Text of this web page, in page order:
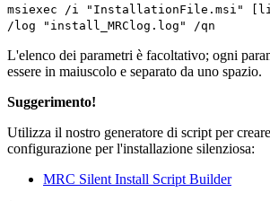
msiexec /i "InstallationFile.msi"
/log "install_MRClog.log" /qn
L'elenco dei parametri è facoltativo; ogni
essere in maiuscolo e separato da uno spazio.
Suggerimento!
Utilizza il nostro generatore di script per
configurazione per l'installazione silenziosa:
MRC Silent Install Script Builder